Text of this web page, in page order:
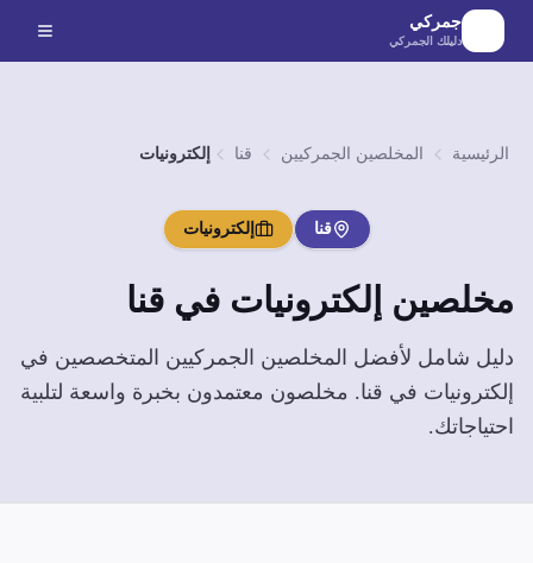
الانتقال إلى المحتوى الرئيسي
جمركي
دليلك الجمركي
الرئيسية المخلصين الجمركيين قنا إلكترونيات
قنا إلكترونيات
مخلصين إلكترونيات في قنا
دليل شامل لأفضل المخلصين الجمركيين المتخصصين في
إلكترونيات في قنا. مخلصون معتمدون بخبرة واسعة لتلبية
احتياجاتك.